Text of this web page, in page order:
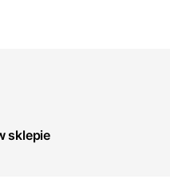
sklepie